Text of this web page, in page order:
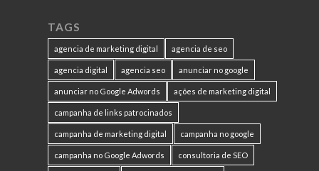
TAGS
agencia de marketing digital agencia de seo
agencia digital agencia seo anunciar no google
anunciar no Google Adwords ações de marketing digital
campanha de links patrocinados
campanha de marketing digital campanha no google
campanha no Google Adwords consultoria de SEO